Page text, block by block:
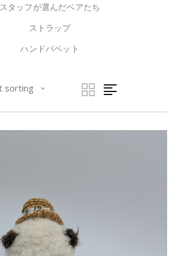
スタッフが選んだベアたち
ストラップ
ハンドパペット